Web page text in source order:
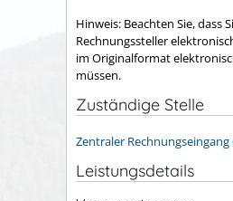
Hinweis: Beachten Sie, dass
Rechnungssteller
im Originalformat
müssen.
Zuständige Stelle
Zentraler Rechnungseingang
Leistungsdetails